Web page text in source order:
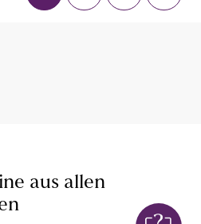
aus allen